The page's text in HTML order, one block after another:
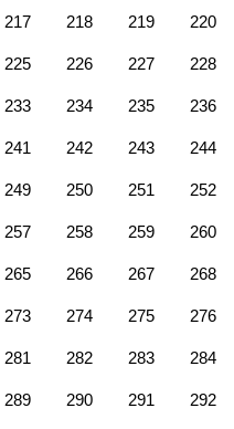
217 218 219 220
225 226 227 228
233 234 235 236
241 242 243 244
249 250 251 252
257 258 259 260
265 266 267 268
273 274 275 276
281 282 283 284
289 290 291 292